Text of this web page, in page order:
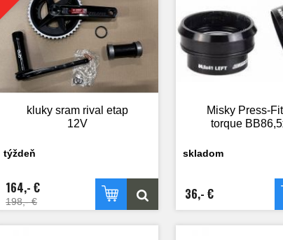
kluky sram rival etap
12V
týždeň
164,- €
198,- €
Misky Press-
torque
skladom
36,- €